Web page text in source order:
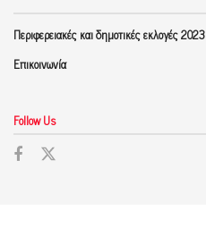
Περιφερειακές και δημοτικές εκλογές 2023
Επικοινωνία
Follow Us